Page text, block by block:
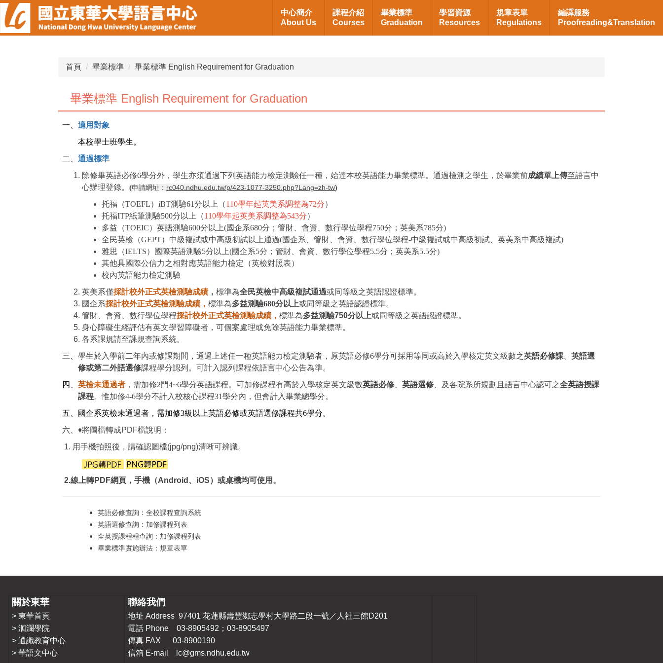
跳
到
主
中心簡介
About Us
課程介紹
Courses
畢業標準
Graduation
學習資源
Resources
規章表單
Regulations
編譯服務
Proofreading&Translation
首頁 畢業標準 畢業標準 English Requirement for Graduation
畢業標準 English Requirement for Graduation
一、 適用對象
本校學士班學生。
二、 通過標準
除修畢英語必修6學分外，學生亦須通過下列英語能力檢定測驗任一種，始達本校英語能力畢業標準。通過檢測之學生，於畢業前成績單上傳至語言中
心辦理登錄。 (申請網址： rc040.ndhu.edu.tw/p/423-1077-3250.php?Lang=zh-tw)
托福（TOEFL）iBT測驗61分以上（110學年起英美系調整為72分）
托福ITP紙筆測驗500分以上
（110學年起英美系調整為543分）
多益（TOEIC）英語測驗600分以上(國企系680分；管財、會資、數行學位學程750分；英美系785分)
全民英檢（GEPT）中級複試或中高級初試以上通過(國企系、管財、會資、數行學位學程-中級複試或中高級初試、英美系中高級複試)
雅思（IELTS）國際英語測驗5分以上(國企系5分； 管財、會資、數行學位學程5.5分；英美系5.5分)
其他具國際公信力之相對應英語能力檢定（英檢對照表）
校內英語能力檢定測驗
英美系僅採計校外正式英檢測驗成績 ， 標準為全民英檢中高級複試通過或同等級之英語認證標準。
國企系採計校外正式英檢測驗成績， 標準為多益測驗680分以上或同等級之英語認證標準。
管財
會資、數行學位學程採計校外正式英檢測驗成績， 標準為多益測驗750分以上或同等級之英語認證標準。
身心障礙生經評估有英文學習障礙者，可個案處理或免除英語能力畢業標準。
各系課規請至課規查詢系統。
三、 學生於入學前二年內或修課期間，通過上述任一種英語能力檢定測驗者，原英語必修6學分可採用等同或高於入學核定英文級數之英語必修課
英語選
修或第二外語選修課程學分認列。可計入認列課程依語言中心公告為準。
四、 英檢未通過者 ，需加修2門4~6學分英語課程。可加修課程有高於入學核定英文級數英語必修 英語選修 、及各院系所規劃且語言中心認可之全英語授課
課程。惟加修4-6學分不計入校核心課程31學分內，但會計入畢業總學分。
五、
國企系英檢未通過者，需加修3級以上英語必修或英語選修課程共6學分。
六、♦將圖檔轉成PDF檔說明：
1. 用手機拍照後，請確認圖檔(jpg/png)清晰可辨識。
2.線上轉PDF網頁，手機（Android、iOS）或桌機均可使用。
英語必修查詢： 全校課程查詢系統
英語選修查詢： 加修課程列表
全英授課程程查詢： 加修課程列表
畢業標準實施辦法： 規章表單
關於東華
> 東華首頁
> 洄瀾學院
> 通識教育中心
> 華語文中心
聯絡我們
地址 Address 97401 花蓮縣壽豐鄉志學村大學路二段一號／人社三館D201
電話 Phone 03-8905492；03-8905497
傳真 FAX 03-8900190
信箱 E-mail lc@gms.ndhu.edu.tw